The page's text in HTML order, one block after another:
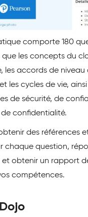
comporte 180
que les concepts du
les accords de niveau
les cycles de vie,
de sécurité, de
confidentialité.
des références
chaque question,
obtenir un rapport
compétences.